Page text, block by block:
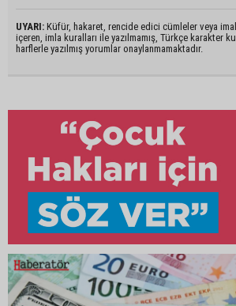
UYARI: Küfür, hakaret, rencide edici cümleler veya
içeren, imla kuralları ile yazılmamış, Türkçe karakter
harflerle yazılmış yorumlar onaylanmamaktadır.